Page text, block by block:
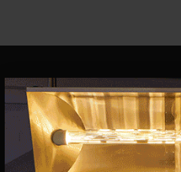
EQUIPO
Dirección general
Uros Gorgone